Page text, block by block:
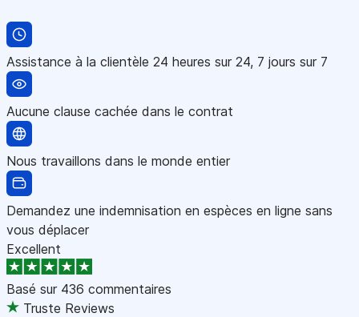
Assistance à la clientèle 24 heures sur 24, 7 jours sur 7
Aucune clause cachée dans le contrat
Nous travaillons dans le monde entier
Demandez une indemnisation en espèces en ligne sans
vous déplacer
Excellent
Basé sur 436 commentaires
Truste Reviews